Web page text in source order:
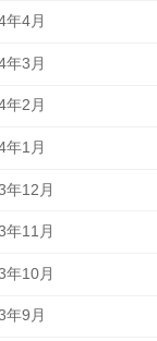
年4月
年3月
年2月
年1月
年12月
年11月
年10月
年9月